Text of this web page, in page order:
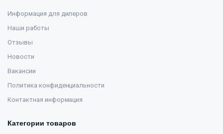
Информация для дилеров
Наши работы
Отзывы
Новости
Вакансии
Политика конфиденциальности
Контактная информация
Категории товаров